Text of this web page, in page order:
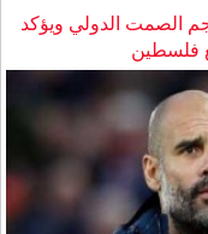
الصمت الدولي ويؤكد
فلسطين